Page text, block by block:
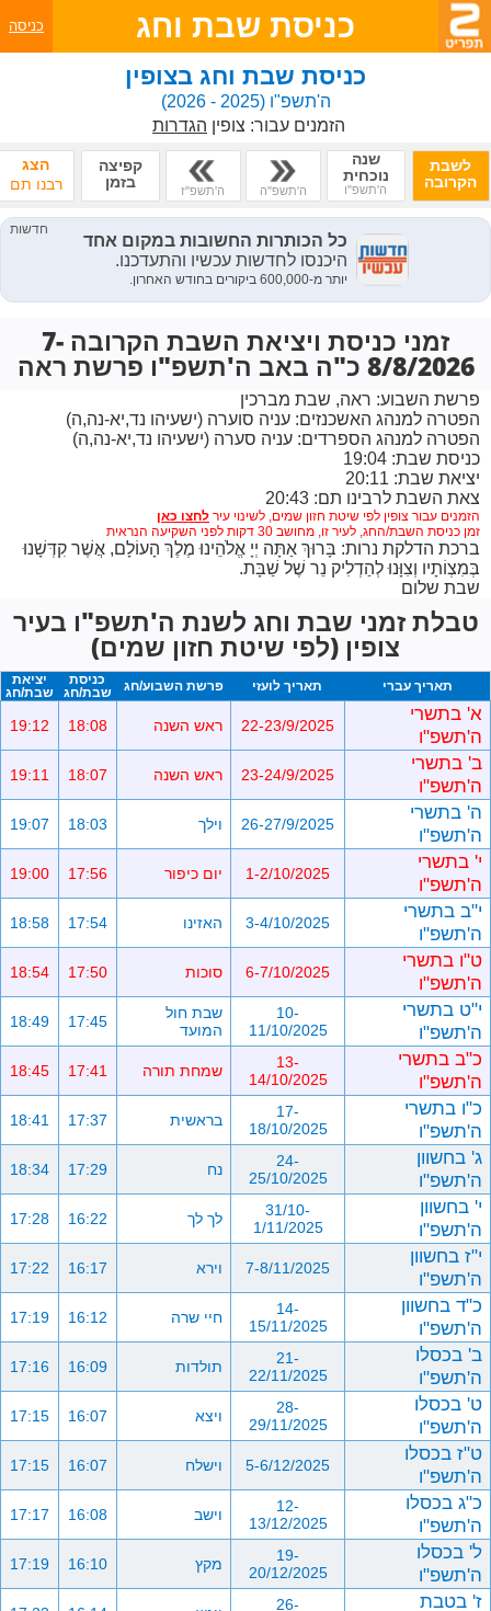
כניסת שבת וחג כניסה
כניסת שבת וחג בצופין
ה'תשפ"ו(2025 - 2026)
הזמנים עבור: צופין הגדרות
לשבת
הקרובה
שנה
נוכחית
ה'תשפ"ו ה'תשפ"ה ה'תשפ"ז
קפיצה
בזמן
הצג
רבנו תם
זמני כניסת ויציאת השבת הקרובה 7-
8/8/2026 כ"ה באב ה'תשפ"ו פרשת ראה
פרשת השבוע: ראה, שבת מברכין
הפטרה למנהג האשכנזים: עניה סוערה (ישעיהו נד,יא-נה,ה)
הפטרה למנהג הספרדים: עניה סערה (ישעיהו נד,יא-נה,ה)
כניסת שבת: 19:04
יציאת שבת: 20:11
צאת השבת לרבינו תם: 20:43
הזמנים עבור צופין לפי שיטת חזון שמים, לשינוי עיר
זמן כניסת השבת/החג, לעיר זו, מחושב 30 דקות לפני השקיעה הנראית
ברכת הדלקת נרות: בָּרוּךְ אַתָּה יְיָ אֱלֹהֵינוּ מֶלֶךְ הָעוֹלָם, אֲשֶׁר קִדְּשָׁנוּ
בְּמִצְוֹתָיו וְצִוָּנוּ לְהַדְלִיק נֵר שֶׁל שַׁבָּת.
שבת שלום
טבלת זמני שבת וחג לשנת ה'תשפ"ו בעיר
צופין (לפי שיטת חזון שמים)
תאריך עברי תאריך לועזי פרשת השבוע/חג
כניסת
שבת/חג
יציאת
שבת/חג
א' בתשרי
ה'תשפ"ו
22-23/9/2025 ראש השנה 18:08
19:12
ב' בתשרי
ה'תשפ"ו
23-24/9/2025 ראש השנה 18:07
19:11
ה' בתשרי
ה'תשפ"ו
26-27/9/2025 וילך 18:03
19:07
י' בתשרי
ה'תשפ"ו
1-2/10/2025 יום כיפור 17:56
19:00
י"ב בתשרי
ה'תשפ"ו
3-4/10/2025 האזינו 17:54
18:58
ט"ו בתשרי
ה'תשפ"ו
6-7/10/2025 סוכות 17:50
18:54
י"ט בתשרי
ה'תשפ"ו
10-
11/10/2025
שבת חול
המועד
17:45
18:49
כ"ב בתשרי
ה'תשפ"ו
13-
14/10/2025
שמחת תורה 17:41
18:45
כ"ו בתשרי
ה'תשפ"ו
17-
18/10/2025
בראשית 17:37
18:41
ג' בחשוון
ה'תשפ"ו
24-
25/10/2025
נח 17:29
18:34
י' בחשוון
ה'תשפ"ו
31/10-
1/11/2025
לך לך 16:22
17:28
י"ז בחשוון
ה'תשפ"ו
7-8/11/2025 וירא 16:17
17:22
כ"ד בחשוון
ה'תשפ"ו
14-
15/11/2025
חיי שרה 16:12
17:19
ב' בכסלו
ה'תשפ"ו
21-
22/11/2025
תולדות 16:09
17:16
ט' בכסלו
ה'תשפ"ו
28-
29/11/2025
ויצא 16:07
17:15
ט"ז בכסלו
ה'תשפ"ו
5-6/12/2025 וישלח 16:07
17:15
כ"ג בכסלו
ה'תשפ"ו
12-
13/12/2025
וישב 16:08
17:17
ל' בכסלו
ה'תשפ"ו
19-
20/12/2025
מקץ 16:10
17:19
ז' בטבת
26-